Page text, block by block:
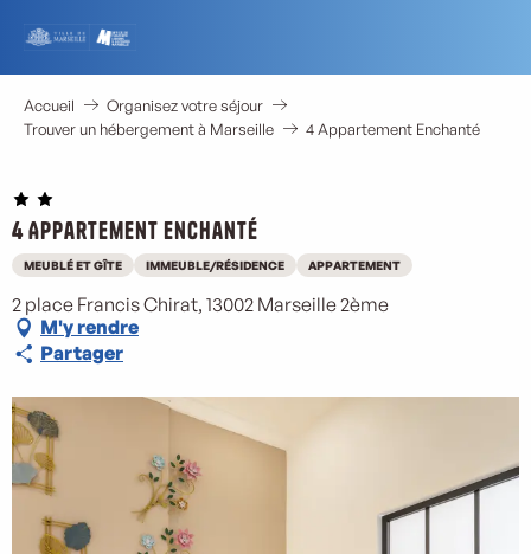
contenu
principal
Accueil
Organisez votre séjour
Trouver un hébergement à Marseille
4 Appartement Enchanté
4 Appartement Enchanté
MEUBLÉ ET GÎTE IMMEUBLE/RÉSIDENCE APPARTEMENT
2 place Francis Chirat, 13002 Marseille 2ème
M'y rendre
Partager